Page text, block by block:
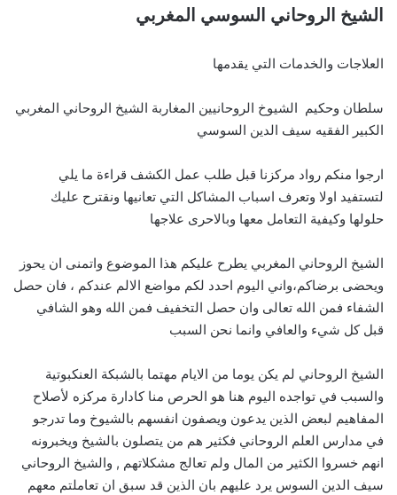
الشيخ الروحاني السوسي المغربي
العلاجات والخدمات التي يقدمها
سلطان وحكيم الشيوخ الروحانيين المغاربة الشيخ الروحاني المغربي
الكبير الفقيه سيف الدين السوسي
ارجوا منكم رواد مركزنا قبل طلب عمل الكشف قراءة ما يلي
لتستفيد اولا وتعرف اسباب المشاكل التي تعانيها ونقترح عليك
حلولها وكيفية التعامل معها وبالاحرى علاجها
الشيخ الروحاني المغربي يطرح عليكم هذا الموضوع واتمنى ان يحوز
ويحضى برضاكم،واني اليوم احدد لكم مواضع الالم عندكم ، فان حصل
الشفاء فمن الله تعالى وان حصل التخفيف فمن الله وهو الشافي
قبل كل شيء والعافي وانما نحن السبب
الشيخ الروحاني لم يكن يوما من الايام مهتما بالشبكة العنكبوتية
والسبب في تواجده اليوم هنا هو الحرص منا كادارة مركزه لأصلاح
المفاهيم لبعض الذين يدعون ويصفون انفسهم بالشيوخ وما تدرجو
في مدارس العلم الروحاني فكثير هم من يتصلون بالشيخ ويخبرونه
انهم خسروا الكثير من المال ولم تعالج مشكلاتهم , والشيخ الروحاني
سيف الدين السوس يرد عليهم بان الذين قد سبق ان تعاملتم معهم